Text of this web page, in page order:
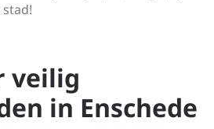
veilig
in Enschede